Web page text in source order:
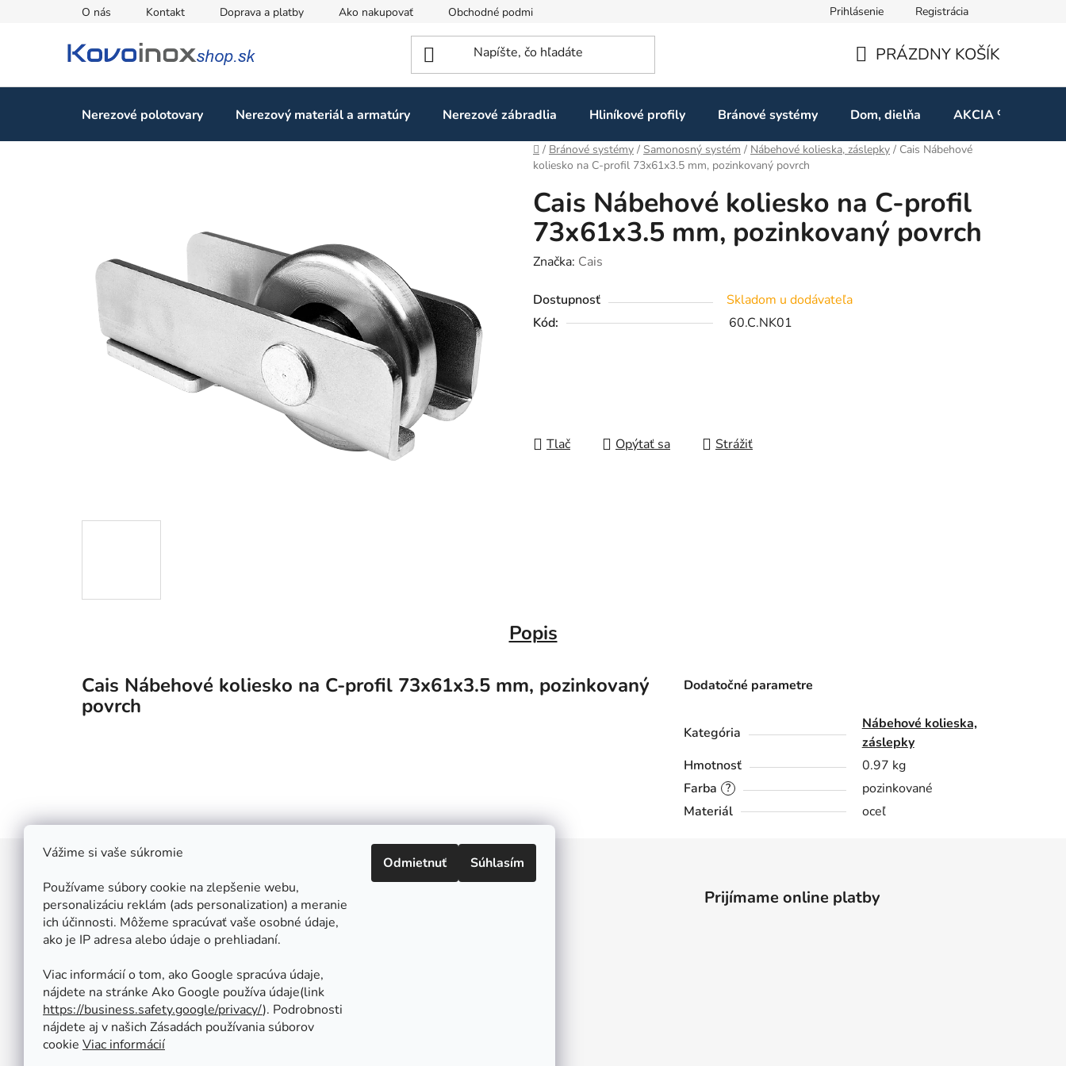
Vážime si vaše súkromie
Používame súbory cookie na zlepšenie webu,
personalizáciu reklám (ads personalization) a meranie
ich účinnosti. Môžeme spracúvať vaše osobné údaje,
ako je IP adresa alebo údaje o prehliadaní.
Viac informácií o tom, ako Google spracúva údaje,
nájdete na stránke Ako Google používa údaje(link
https://business.safety.google/privacy/⁩). Podrobnosti
nájdete aj v našich Zásadách používania súborov
cookie Viac informácií
Odmietnuť Súhlasím
O nás Kontakt Doprava a platby Ako nakupovať Obchodné podmienky Odstúpenie od zmluvy
Prihlásenie Registrácia
KOŠÍK
PRÁZDNY KOŠÍK
Nerezové polotovary Nerezový materiál a armatúry Nerezové zábradlia Hliníkové profily Bránové systémy Dom, dielňa AKCIA %
Domov
/ Bránové systémy / Samonosný systém / Nábehové kolieska, záslepky / Cais Nábehové
koliesko na C-profil 73x61x3.5 mm, pozinkovaný povrch
Cais Nábehové koliesko na C-profil
73x61x3.5 mm, pozinkovaný povrch
Značka: Cais
Dostupnosť
Skladom u dodávateľa
Kód:
60.C.NK01
Tlač Opýtať sa Strážiť
Popis
Cais Nábehové koliesko na C-profil 73x61x3.5 mm, pozinkovaný
povrch
Dodatočné parametre
Kategória
Nábehové kolieska,
záslepky
Hmotnosť
0.97 kg
?
Farba
pozinkované
Materiál
oceľ
Štefan Široký - Kovoinox
Cukrová 10
917 01 Trnava
Slovensko
IČ: 37 571 451
IČ DPH: SK 1020347779
Po-Pa: 08:00 - 12:00 13:00 - 16:30
So - Ne : ZATVORENÉ
Tel.: +421 950 427 860
obchod@kovoinox.sk
Prijímame online platby